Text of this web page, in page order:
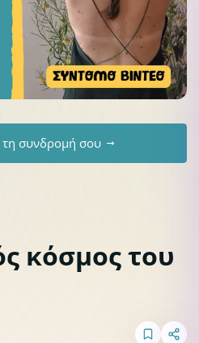
τη συνδρομή σου
κόσμος του